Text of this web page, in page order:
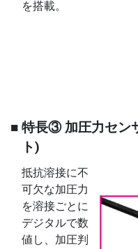
を搭載。
■ 特長③ 加圧力セン
ト)
抵抗溶接に不
可欠な加圧力
を溶接ごとに
デジタルで数
値し、加圧判